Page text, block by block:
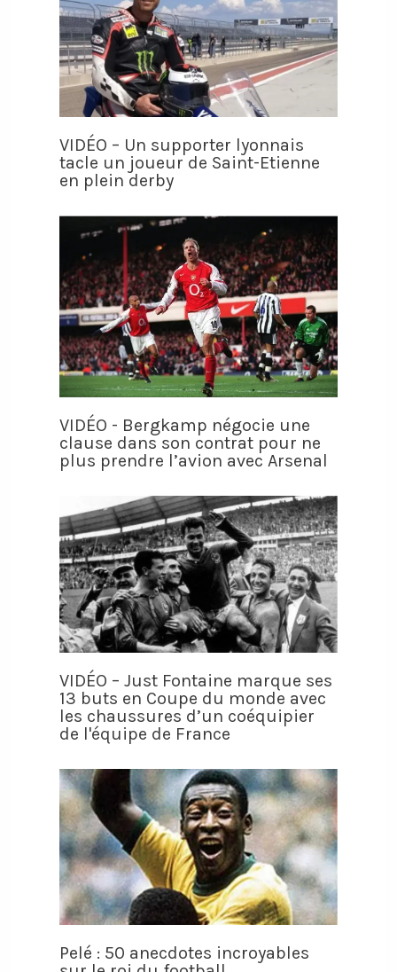
VIDÉO – Un supporter lyonnais
tacle un joueur de Saint-Etienne
en plein derby
VIDÉO - Bergkamp négocie une
clause dans son contrat pour ne
plus prendre l’avion avec Arsenal
VIDÉO – Just Fontaine marque ses
13 buts en Coupe du monde avec
les chaussures d’un coéquipier
de l'équipe de France
Pelé : 50 anecdotes incroyables